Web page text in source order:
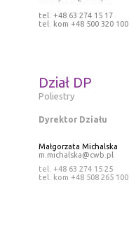
tel. +48 63 274 15 17
tel. kom +48 500 320 100
Dział DP
Poliestry
Dyrektor Działu
Małgorzata Michalska
m.michalska@cwb.pl
tel. +48 63 274 15 25
tel. kom +48 508 265 100